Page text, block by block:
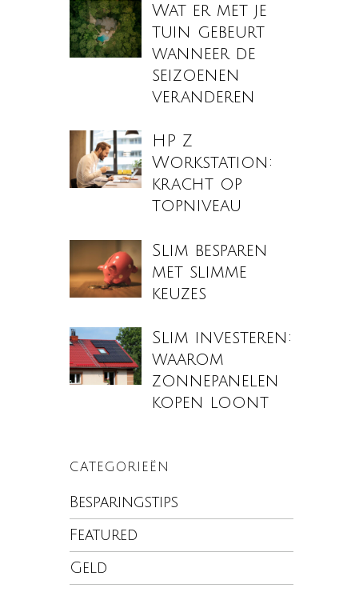
Wat er met je
tuin gebeurt
wanneer de
seizoenen
veranderen
HP Z
Workstation:
kracht op
topniveau
Slim besparen
met slimme
keuzes
Slim investeren:
waarom
zonnepanelen
kopen loont
CATEGORIEËN
Besparingstips
Featured
Geld